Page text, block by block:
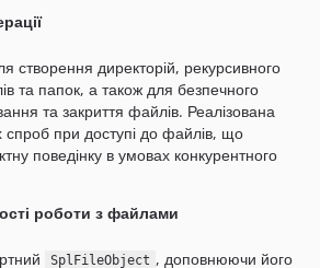
створення директорій, рекурсивного
та папок, а також для безпечного
та закриття файлів. Реалізована
спроб при доступі до файлів, що
поведінку в умовах конкурентного
роботи з файлами
SplFileObject , доповнюючи його